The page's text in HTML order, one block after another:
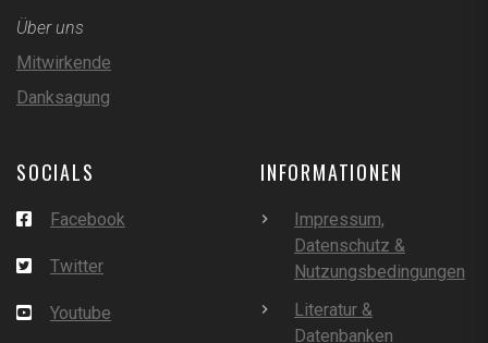
Über uns
Mitwirkende
Danksagung
SOCIALS
Facebook
Twitter
Youtube
INFORMATIONEN
Impressum,
Datenschutz &
Nutzungsbedingungen
Literatur &
Datenbanken